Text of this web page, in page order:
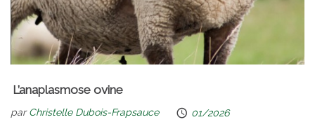
L’anaplasmose ovine
parChristelle Dubois-Frapsauce 01/2026